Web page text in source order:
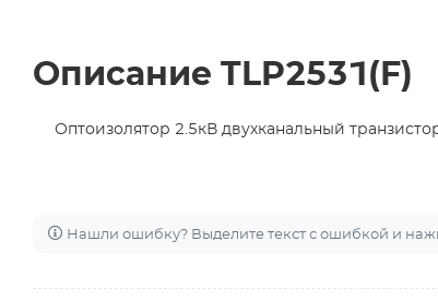
Описание TLP2531(F)
Оптоизолятор 2.5кВ двухканальный
Нашли ошибку? Выделите текст с ошибкой и